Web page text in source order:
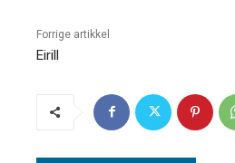
Forrige artikkel
Eirill